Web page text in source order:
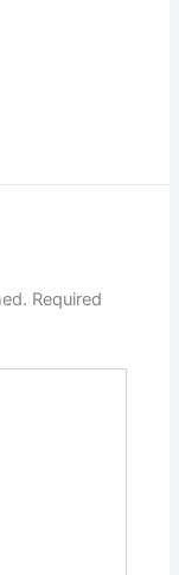
Required